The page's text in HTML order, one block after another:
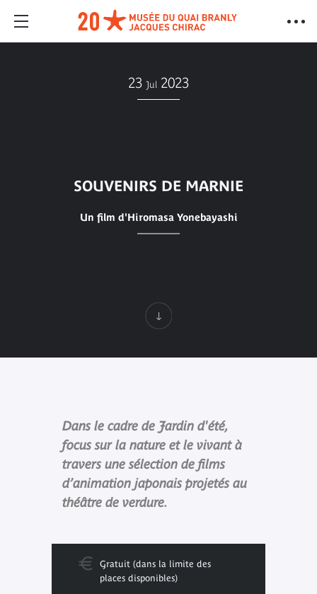
23 Jul 2023
SOUVENIRS DE MARNIE
Un film d'Hiromasa Yonebayashi
Dans le cadre de Jardin d'été,
focus sur la nature et le vivant à
travers une sélection de films
d’animation japonais projetés au
théâtre de verdure.
Gratuit (dans la limite des
places disponibles)